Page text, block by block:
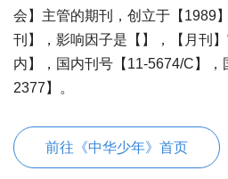
会】主管的期刊，创立于【1989
刊】，影响因子是【】，【月刊
内】，国内刊号【11-5674/C】，
2377】。
前往《中华少年》首页